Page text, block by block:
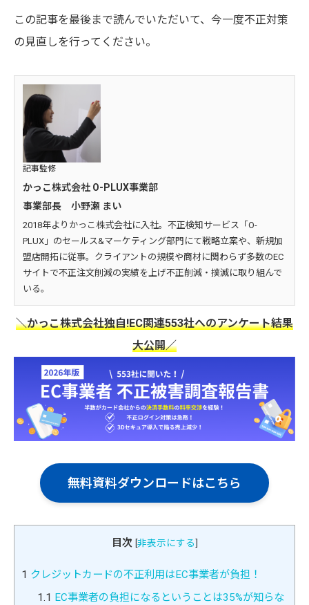
この記事を最後まで読んでいただいて、今一度不正対策
の見直しを行ってください。
記事監修
かっこ株式会社 O-PLUX事業部
事業部長 小野瀬 まい
2018年よりかっこ株式会社に入社。不正検知サービス「O-
PLUX」のセールス&マーケティング部門にて戦略立案や、新規加
盟店開拓に従事。クライアントの規模や商材に関わらず多数のEC
サイトで不正注文削減の実績を上げ不正削減・撲滅に取り組んで
いる。
＼かっこ株式会社独自!EC関連553社へのアンケート結果
大公開／
無料資料ダウンロードはこちら
目次 [非表示にする]
1 クレジットカードの不正利用はEC事業者が負担！
1.1 EC事業者の負担になるということは35%が知らな